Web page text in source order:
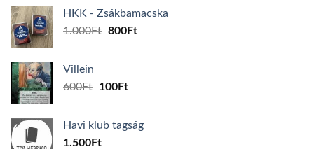
160Ft.150Ft.
HKK - Zsákbamacska
1.000Ft Original
800FtCurrent
Villein
600Ft
Original
600Ft.
100FtCurrent
100Ft.
Havi klub tagság
1.500Ft